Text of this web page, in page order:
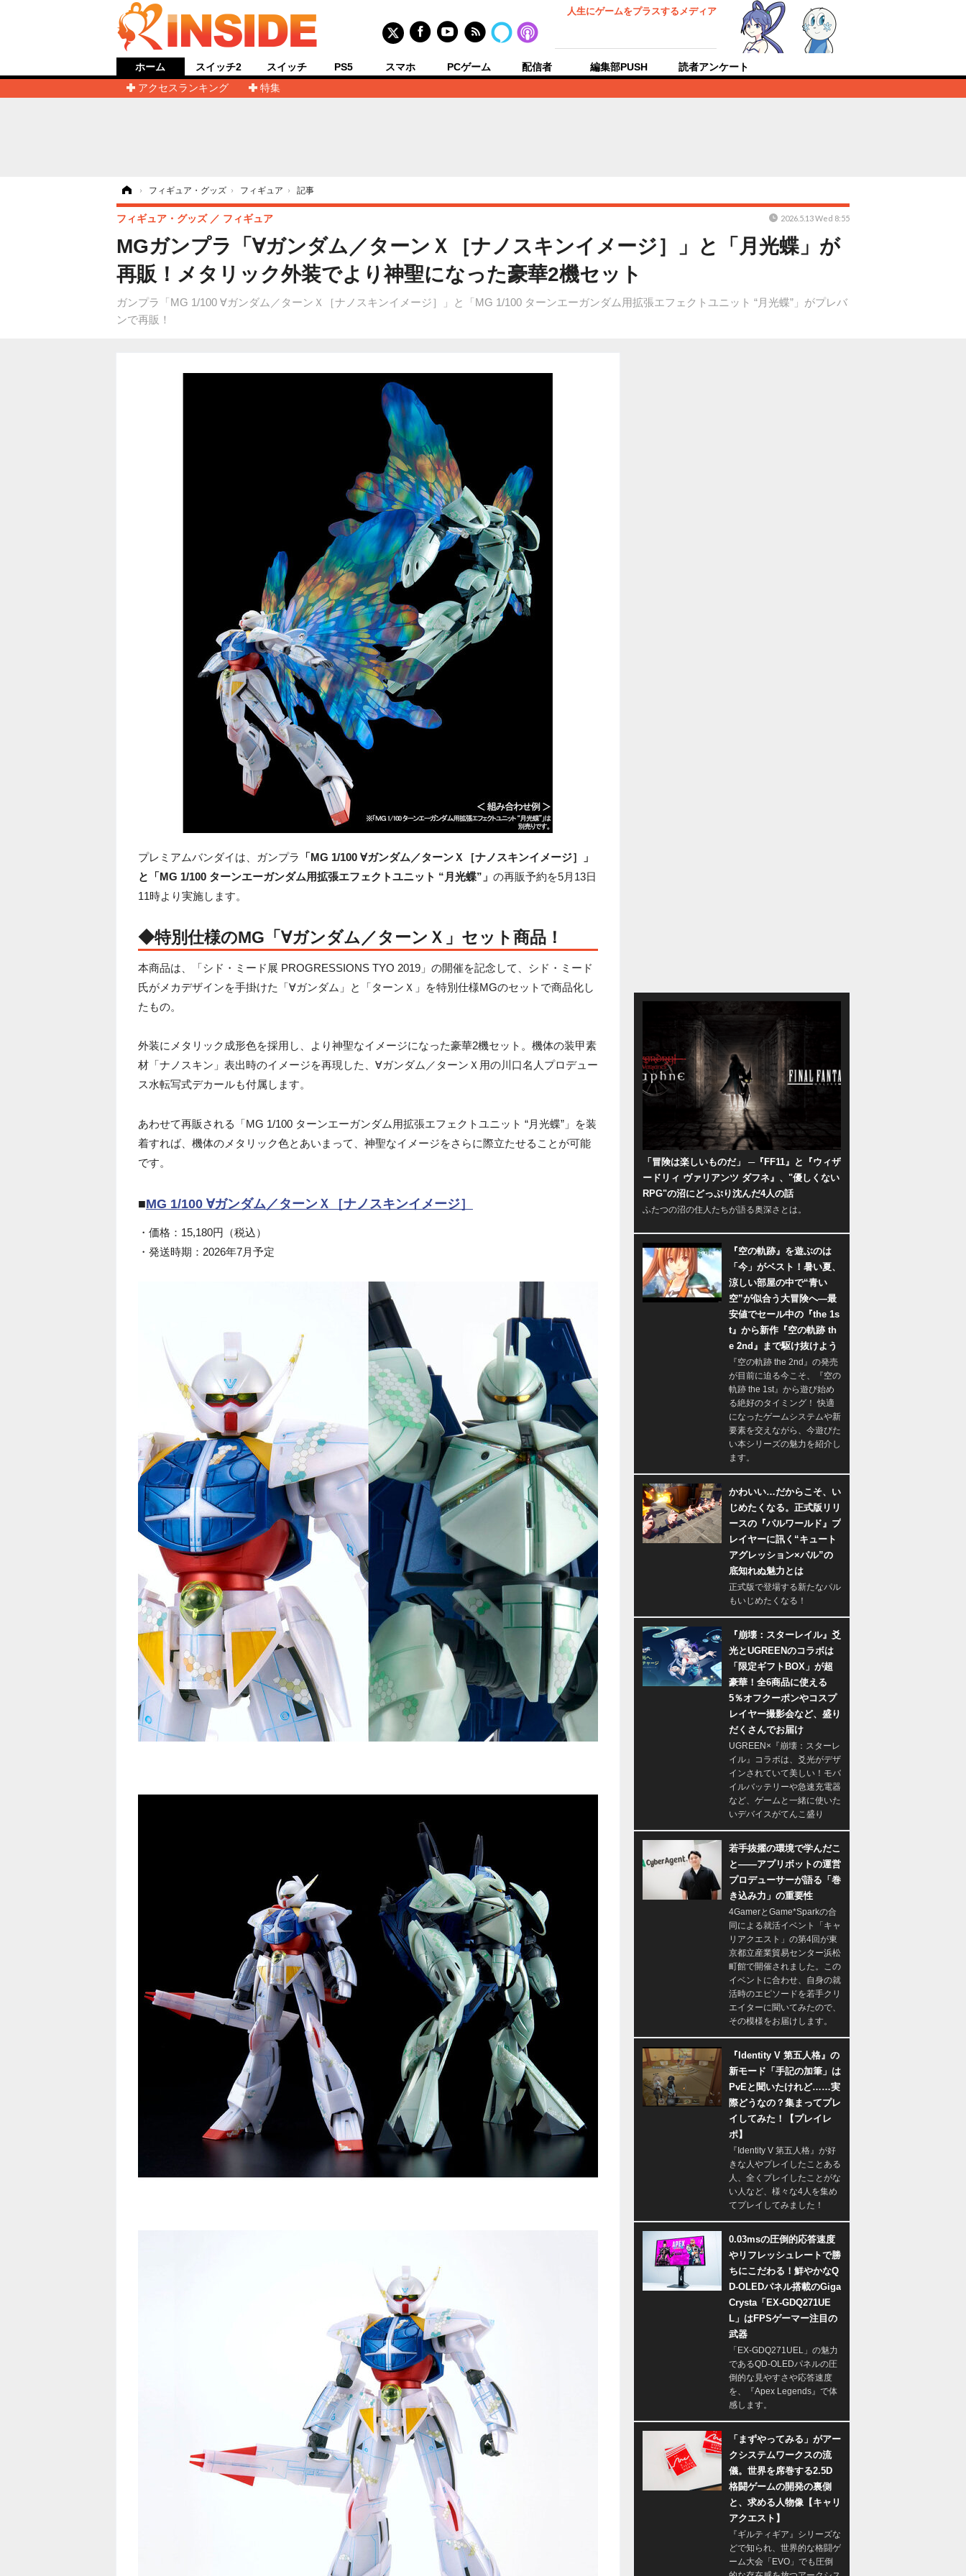
人生にゲームをプラスするメディア
ホーム
アクセスランキング
特集
スイッチ2 スイッチ PS5 スマホ PCゲーム 配信者 編集部PUSH 読者アンケート
› フィギュア・グッズ › フィギュア › 記事
MGガンプラ「∀ガンダム／ターンＸ［ナノスキンイメージ］」と「月光蝶」が
再販！メタリック外装でより神聖になった豪華2機セット
ガンプラ「MG 1/100 ∀ガンダム／ターンＸ［ナノスキンイメージ］」と「MG 1/100 ターンエーガンダム用拡張エフェクトユニット “月光蝶”」がプレバ
ンで再販！
フィギュア・グッズ フィギュア 2026.5.13 Wed 8:55
プレミアムバンダイは、ガンプラ
「MG 1/100 ∀ガンダム／ターンＸ［ナノスキンイメージ］」
と「MG 1/100 ターンエーガンダム用拡張エフェクトユニット “月光蝶”」 の再販予約を5月13日
11時より実施します。
◆特別仕様のMG「∀ガンダム／ターンＸ」セット商品！
本商品は、「シド・ミード展 PROGRESSIONS TYO 2019」の開催を記念して、シド・ミード
氏がメカデザインを手掛けた「∀ガンダム」と「ターンＸ」を特別仕様MGのセットで商品化し
たもの。
外装にメタリック成形色を採用し、より神聖なイメージになった豪華2機セット。機体の装甲素
材「ナノスキン」表出時のイメージを再現した、∀ガンダム／ターンＸ用の川口名人プロデュー
ス水転写式デカールも付属します。
あわせて再販される「MG 1/100 ターンエーガンダム用拡張エフェクトユニット “月光蝶”」を装
着すれば、機体のメタリック色とあいまって、神聖なイメージをさらに際立たせることが可能
です。
■MG 1/100 ∀ガンダム／ターンＸ［ナノスキンイメージ］
・価格：15,180円（税込）
・発送時期：2026年7月予定
「冒険は楽しいものだ」 ─『FF11』と『ウィザ
ードリィ ヴァリアンツ ダフネ』、"優しくない
RPG"の沼にどっぷり沈んだ4人の話
ふたつの沼の住人たちが語る奥深さとは。
『空の軌跡』を遊ぶのは
「今」がベスト！暑い夏、
涼しい部屋の中で“青い
空”が似合う大冒険へ―最
安値でセール中の『the 1s
t』から新作『空の軌跡 th
e 2nd』まで駆け抜けよう
『空の軌跡 the 2nd』の発売
が目前に迫る今こそ、『空の
軌跡 the 1st』から遊び始め
る絶好のタイミング！ 快適
になったゲームシステムや新
要素を交えながら、今遊びた
い本シリーズの魅力を紹介し
ます。
かわいい…だからこそ、い
じめたくなる。正式版リリ
ースの『パルワールド』プ
レイヤーに訊く“キュート
アグレッション×パル”の
底知れぬ魅力とは
正式版で登場する新たなパル
もいじめたくなる！
『崩壊：スターレイル』爻
光とUGREENのコラボは
「限定ギフトBOX」が超
豪華！全6商品に使える
5％オフクーポンやコスプ
レイヤー撮影会など、盛り
だくさんでお届け
UGREEN×『崩壊：スターレ
イル』コラボは、爻光がデザ
インされていて美しい！モバ
イルバッテリーや急速充電器
など、ゲームと一緒に使いた
いデバイスがてんこ盛り
若手抜擢の環境で学んだこ
と――アプリボットの運営
プロデューサーが語る「巻
き込み力」の重要性
4GamerとGame*Sparkの合
同による就活イベント「キャ
リアクエスト」の第4回が東
京都立産業貿易センター浜松
町館で開催されました。この
イベントに合わせ、自身の就
活時のエピソードを若手クリ
エイターに聞いてみたので、
その模様をお届けします。
『Identity V 第五人格』の
新モード「手記の加筆」は
PvEと聞いたけれど……実
際どうなの？集まってプレ
イしてみた！【プレイレ
ポ】
『Identity V 第五人格』が好
きな人やプレイしたことある
人、全くプレイしたことがな
い人など、様々な4人を集め
てプレイしてみました！
0.03msの圧倒的応答速度
やリフレッシュレートで勝
ちにこだわる！鮮やかなQ
D-OLEDパネル搭載のGiga
Crysta「EX-GDQ271UE
L」はFPSゲーマー注目の
武器
「EX-GDQ271UEL」の魅力
であるQD-OLEDパネルの圧
倒的な見やすさや応答速度
を、『Apex Legends』で体
感します。
「まずやってみる」がアー
クシステムワークスの流
儀。世界を席巻する2.5D
格闘ゲームの開発の裏側
と、求める人物像【キャリ
アクエスト】
『ギルティギア』シリーズな
どで知られ、世界的な格闘ゲ
ーム大会「EVO」でも圧倒